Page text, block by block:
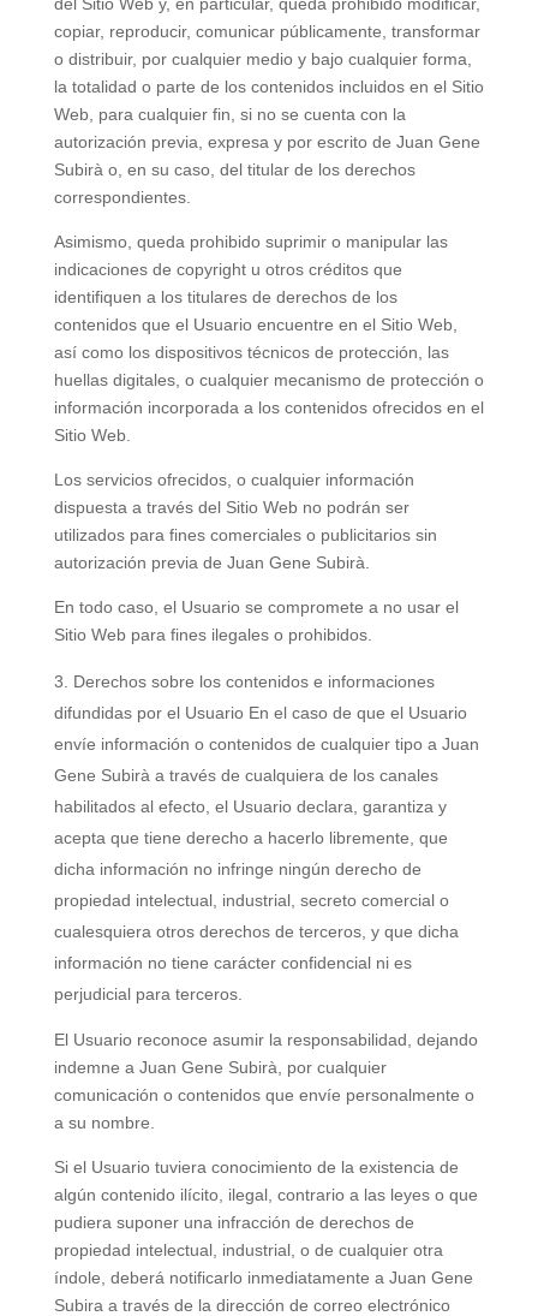
copiar, reproducir, comunicar públicamente, transformar
o distribuir, por cualquier medio y bajo cualquier forma,
la totalidad o parte de los contenidos incluidos en el Sitio
Web, para cualquier fin, si no se cuenta con la
autorización previa, expresa y por escrito de Juan Gene
Subirà o, en su caso, del titular de los derechos
correspondientes.
Asimismo, queda prohibido suprimir o manipular las
indicaciones de copyright u otros créditos que
identifiquen a los titulares de derechos de los
contenidos que el Usuario encuentre en el Sitio Web,
así como los dispositivos técnicos de protección, las
huellas digitales, o cualquier mecanismo de protección o
información incorporada a los contenidos ofrecidos en el
Sitio Web.
Los servicios ofrecidos, o cualquier información
dispuesta a través del Sitio Web no podrán ser
utilizados para fines comerciales o publicitarios sin
autorización previa de Juan Gene Subirà.
En todo caso, el Usuario se compromete a no usar el
Sitio Web para fines ilegales o prohibidos.
Derechos sobre los contenidos e informaciones
difundidas por el Usuario En el caso de que el Usuario
envíe información o contenidos de cualquier tipo a Juan
Gene Subirà a través de cualquiera de los canales
habilitados al efecto, el Usuario declara, garantiza y
acepta que tiene derecho a hacerlo libremente, que
dicha información no infringe ningún derecho de
propiedad intelectual, industrial, secreto comercial o
cualesquiera otros derechos de terceros, y que dicha
información no tiene carácter confidencial ni es
perjudicial para terceros.
El Usuario reconoce asumir la responsabilidad, dejando
indemne a Juan Gene Subirà, por cualquier
comunicación o contenidos que envíe personalmente o
a su nombre.
Si el Usuario tuviera conocimiento de la existencia de
algún contenido ilícito, ilegal, contrario a las leyes o que
pudiera suponer una infracción de derechos de
propiedad intelectual, industrial, o de cualquier otra
índole, deberá notificarlo inmediatamente a Juan Gene
Subira a través de la dirección de correo electrónico